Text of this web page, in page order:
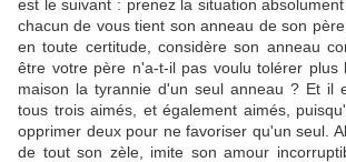
est le suivant : prenez la situation
chacun de vous tient son anneau de son
en toute certitude, considère son anneau
être votre père n'a-t-il pas voulu tolérer plus
maison la tyrannie d'un seul anneau ? Et il
tous trois aimés, et également aimés,
opprimer deux pour ne favoriser qu'un seul.
de tout son zèle, imite son amour